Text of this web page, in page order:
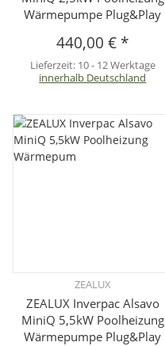
Wärmepumpe Plug&Play
440,00 € *
Lieferzeit: 10 - 12 Werktage
innerhalb Deutschland
ZEALUX
ZEALUX Inverpac Alsavo
MiniQ 5,5kW Poolheizung
Wärmepumpe Plug&Play